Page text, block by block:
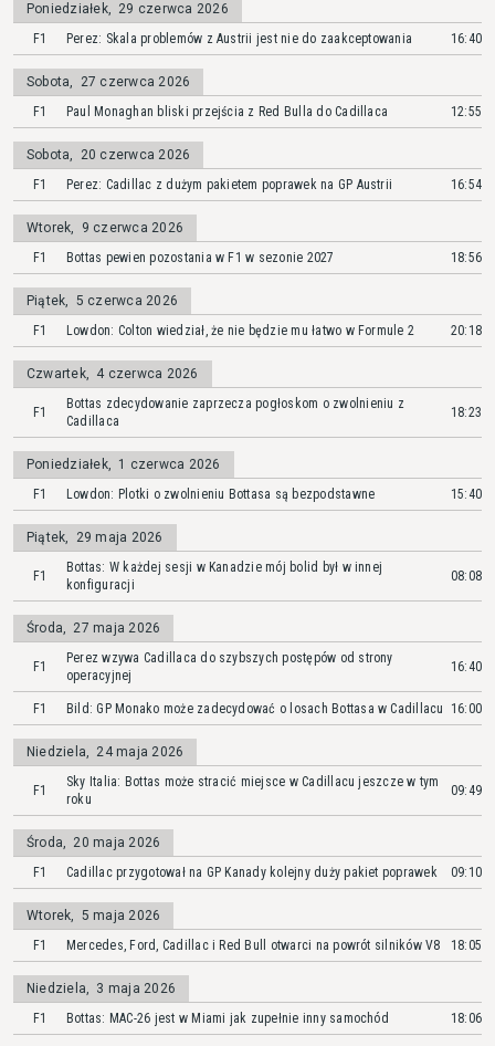
Poniedziałek, 29 czerwca 2026
F1
Perez: Skala problemów z Austrii jest nie do zaakceptowania 16:40
Sobota,
27 czerwca 2026
F1
Paul Monaghan bliski przejścia z Red Bulla do Cadillaca 12:55
Sobota,
20 czerwca 2026
F1
Perez: Cadillac z dużym pakietem poprawek na GP Austrii 16:54
Wtorek,
9 czerwca 2026
F1
Bottas pewien pozostania w F1 w sezonie 2027 18:56
Piątek, 5 czerwca 2026
F1
Lowdon: Colton wiedział, że nie będzie mu łatwo w Formule 2 20:18
Czwartek, 4 czerwca 2026
F1
Bottas zdecydowanie zaprzecza pogłoskom o zwolnieniu z
Cadillaca
18:23
Poniedziałek, 1 czerwca 2026
F1
Lowdon: Plotki o zwolnieniu Bottasa są bezpodstawne 15:40
Piątek, 29 maja 2026
F1
Bottas: W każdej sesji w Kanadzie mój bolid był w innej
konfiguracji
08:08
Środa, 27 maja 2026
F1
Perez wzywa Cadillaca do szybszych postępów od strony
operacyjnej
16:40
F1 Bild: GP Monako może zadecydować o losach Bottasa w Cadillacu 16:00
Niedziela, 24 maja 2026
F1
Sky Italia: Bottas może stracić miejsce w Cadillacu jeszcze w tym
roku
09:49
Środa, 20 maja 2026
F1
Cadillac przygotował na GP Kanady kolejny duży pakiet poprawek 09:10
Wtorek, 5 maja 2026
F1
Mercedes, Ford, Cadillac i Red Bull otwarci na powrót silników V8 18:05
Niedziela, 3 maja 2026
F1
Bottas: MAC-26 jest w Miami jak zupełnie inny samochód 18:06